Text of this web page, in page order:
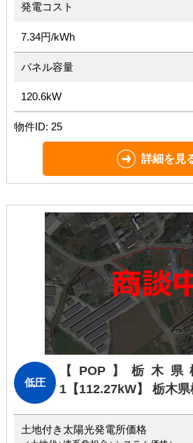
発電コスト
7.34円/kWh
パネル容量
120.6kW
物件ID: 25
詳細を見
低圧
【POP】栃木
1【112.27kW】 栃木
土地付き太陽光発電所価格